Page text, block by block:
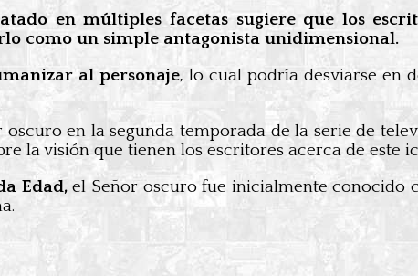
en múltiples facetas sugiere que los
como un simple antagonista unidimensional.
al personaje, lo cual podría desviarse en
en la segunda temporada de la serie de
la visión que tienen los escritores acerca de este
Edad,el Señor oscuro fue inicialmente conocido